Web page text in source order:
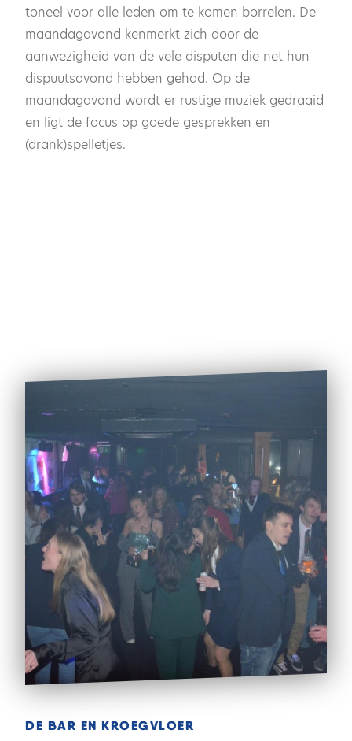
toneel voor alle leden om te komen borrelen. De
maandagavond kenmerkt zich door de
aanwezigheid van de vele disputen die net hun
dispuutsavond hebben gehad. Op de
maandagavond wordt er rustige muziek gedraaid
en ligt de focus op goede gesprekken en
(drank)spelletjes.
DE BAR EN KROEGVLOER